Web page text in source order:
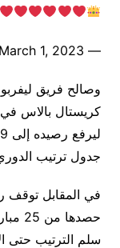
— MO’MEN @GoatMo_ March 1, 2023
وصالح فريق
كريستال بالاس في
جدول ترتيب
سلم الترتيب حتى